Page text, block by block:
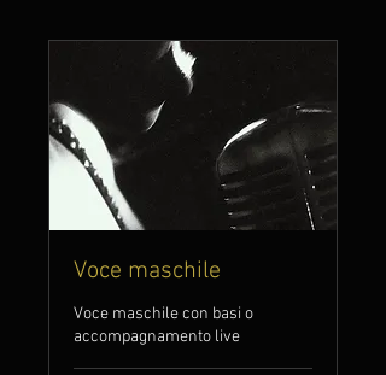
Voce maschile
Voce maschile con basi o
accompagnamento live